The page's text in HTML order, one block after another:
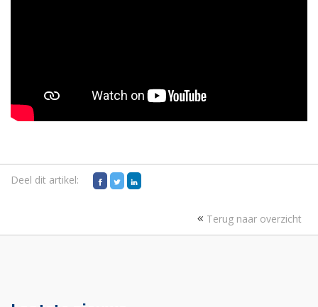
Deel dit artikel:
Terug naar overzicht